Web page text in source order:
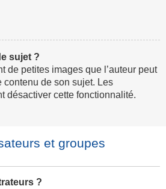
sujet ?
de petites images que l’auteur peut
contenu de son sujet. Les
désactiver cette fonctionnalité.
et groupes
?